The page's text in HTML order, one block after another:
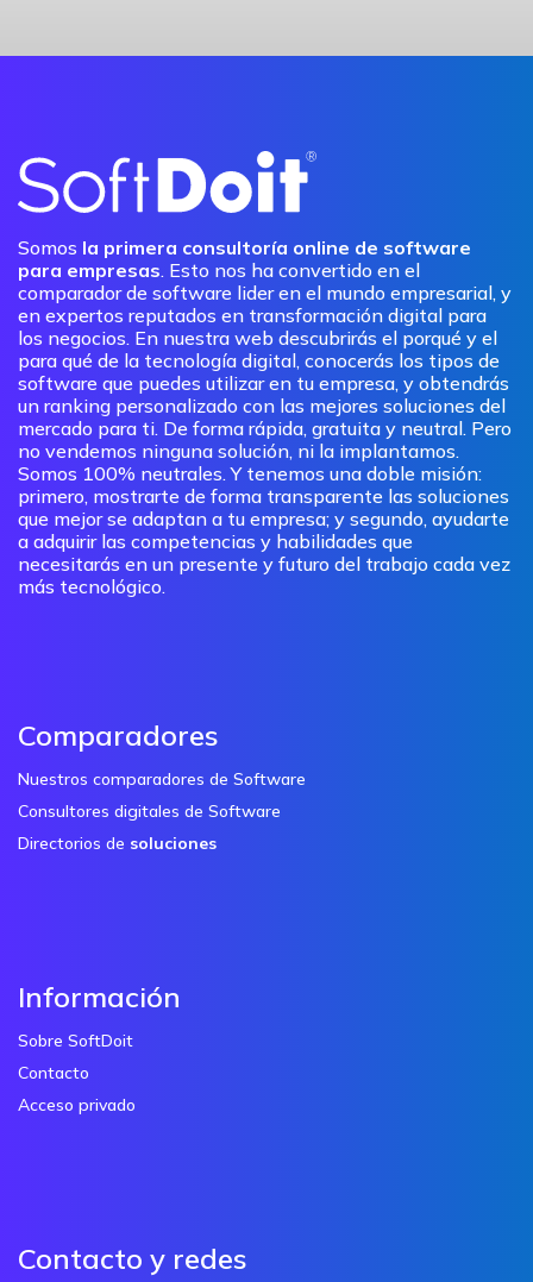
Somos la primera consultoría online de software
para empresas. Esto nos ha convertido en el
comparador de software lider en el mundo empresarial, y
en expertos reputados en transformación digital para
los negocios. En nuestra web descubrirás el porqué y el
para qué de la tecnología digital, conocerás los tipos de
software que puedes utilizar en tu empresa, y obtendrás
un ranking personalizado con las mejores soluciones del
mercado para ti. De forma rápida, gratuita y neutral. Pero
no vendemos ninguna solución, ni la implantamos.
Somos 100% neutrales. Y tenemos una doble misión:
primero, mostrarte de forma transparente las soluciones
que mejor se adaptan a tu empresa; y segundo, ayudarte
a adquirir las competencias y habilidades que
necesitarás en un presente y futuro del trabajo cada vez
más tecnológico.
Comparadores
Nuestros comparadores de Software
Consultores digitales de Software
Directorios de soluciones
Información
Sobre SoftDoit
Contacto
Acceso privado
Contacto y redes